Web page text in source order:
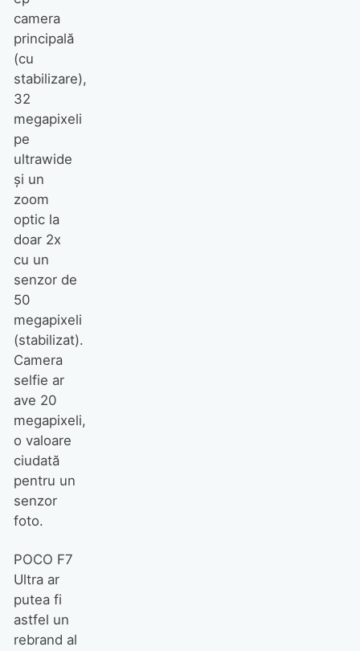
camera
principală
(cu
stabilizare),
32
megapixeli
pe
ultrawide
și un
zoom
optic la
doar 2x
cu un
senzor de
50
megapixeli
(stabilizat).
Camera
selfie ar
ave 20
megapixeli,
o valoare
ciudată
pentru un
senzor
foto.
POCO F7
Ultra ar
putea fi
astfel un
rebrand al